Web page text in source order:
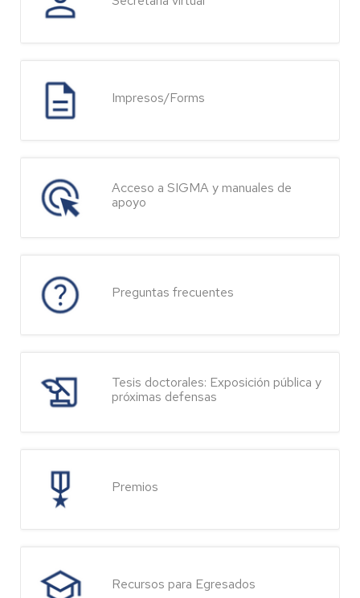
Impresos/Forms
Acceso a SIGMA y manuales de
apoyo
Preguntas frecuentes
Tesis doctorales: Exposición pública y
próximas defensas
Premios
Recursos para Egresados